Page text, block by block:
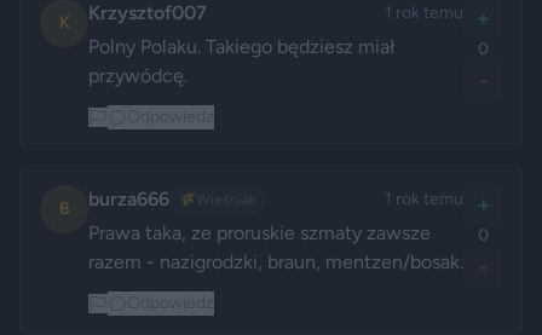
K Krzysztof007 1 rok temu
Polny Polaku. Takiego będziesz miał
przywódcę.
+
0
-
B burza666 🌾 1 rok temu
Prawa taka, ze proruskie szmaty zawsze
+
0
-